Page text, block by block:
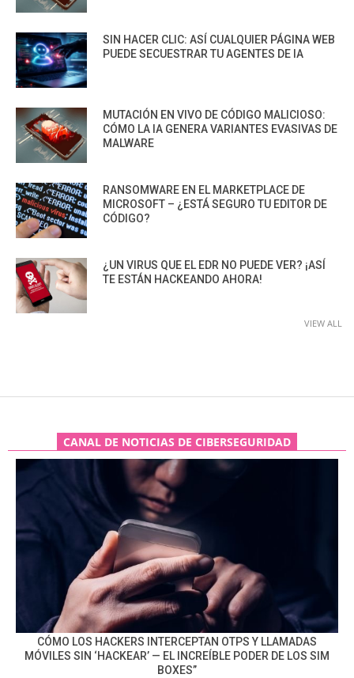
SIN HACER CLIC: ASÍ CUALQUIER PÁGINA WEB
PUEDE SECUESTRAR TU AGENTES DE IA
MUTACIÓN EN VIVO DE CÓDIGO MALICIOSO:
CÓMO LA IA GENERA VARIANTES EVASIVAS DE
MALWARE
RANSOMWARE EN EL MARKETPLACE DE
MICROSOFT – ¿ESTÁ SEGURO TU EDITOR DE
CÓDIGO?
¿UN VIRUS QUE EL EDR NO PUEDE VER? ¡ASÍ
TE ESTÁN HACKEANDO AHORA!
VIEW ALL
CANAL DE NOTICIAS DE CIBERSEGURIDAD
CÓMO LOS HACKERS INTERCEPTAN OTPS Y LLAMADAS
MÓVILES SIN ‘HACKEAR’ — EL INCREÍBLE PODER DE LOS SIM
BOXES”